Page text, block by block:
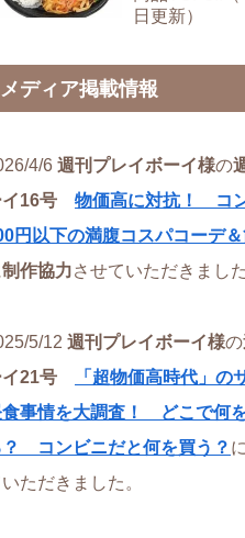
日更新）
メディア掲載情報
4/6 週刊プレイボーイ様の
イ16号 物価高に対抗！ コ
円以下の満腹コスパコーデ
制作協力させていただきました
5/12 週刊プレイボーイ様の
イ21号
「超物価高時代」の
事情を大調査！ どこで何
？ コンビニだと何を買う？ に
ただきました。